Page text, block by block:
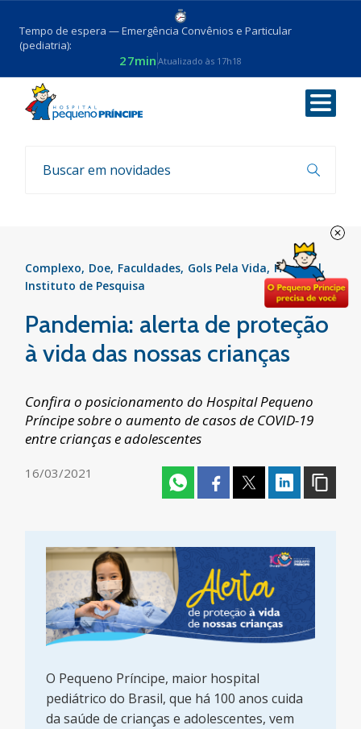
Tempo de espera — Emergência Convênios e Particular
(pediatria):
27min Atualizado às 17h18
Voltar
Notícias
Complexo Doe Faculdades Gols Pela Vida Hospital
Instituto de Pesquisa
Pandemia: alerta de proteção
à vida das nossas crianças
Confira o posicionamento do Hospital Pequeno
Príncipe sobre o aumento de casos de COVID-19
entre crianças e adolescentes
16/03/2021
O Pequeno Príncipe, maior hospital
pediátrico do Brasil, que há 100 anos cuida
da saúde de crianças e adolescentes, vem